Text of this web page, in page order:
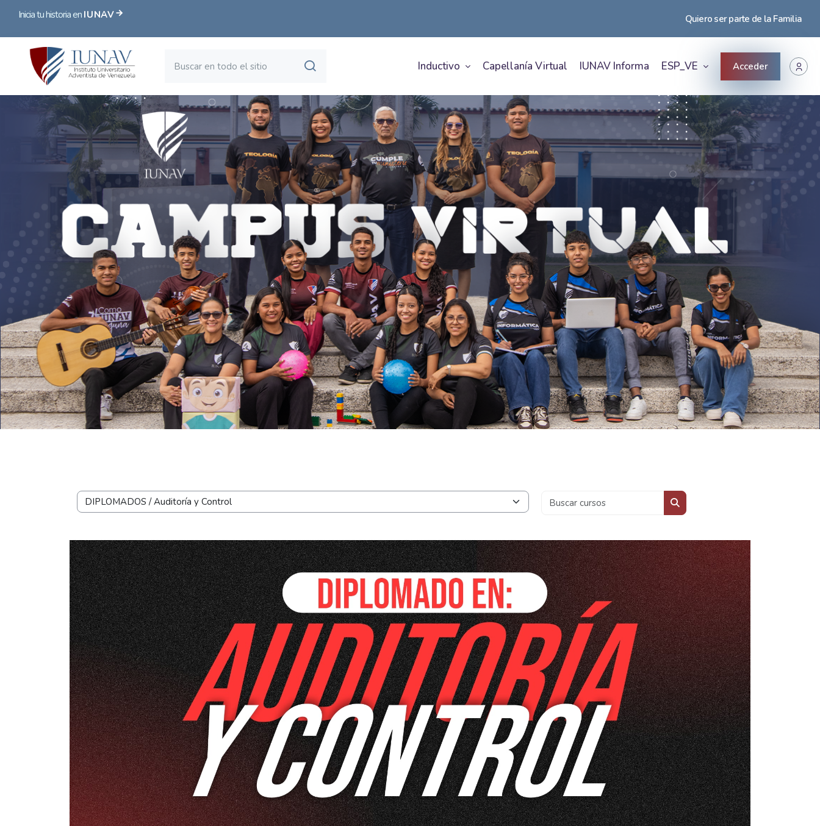
Inicia tu historia en IUNAV Quiero ser parte de la Familia
Inductivo Capellanía Virtual IUNAV Informa ESP_VE Acceder
Bloques
Bloques
Categorías
Buscar cursos
Buscar cursos